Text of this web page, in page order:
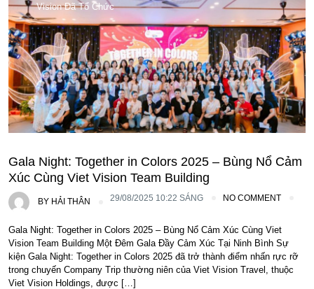
Vision Đã Tổ Chức
Gala Night: Together in Colors 2025 – Bùng Nổ Cảm
Xúc Cùng Viet Vision Team Building
BY HẢI THÂN 29/08/2025 10:22 SÁNG NO COMMENT
Gala Night: Together in Colors 2025 – Bùng Nổ Cảm Xúc Cùng Viet
Vision Team Building Một Đêm Gala Đầy Cảm Xúc Tại Ninh Bình Sự
kiện Gala Night: Together in Colors 2025 đã trở thành điểm nhấn rực rỡ
trong chuyến Company Trip thường niên của Viet Vision Travel, thuộc
Viet Vision Holdings, được […]